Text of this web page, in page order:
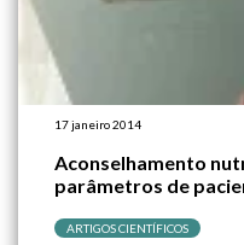
17 janeiro 2014
Aconselhamento
parâmetros de
ARTIGOS CIENTÍFICOS